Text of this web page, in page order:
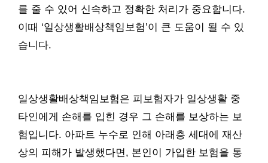
를 줄 수 있어 신속하고 정확한 처리가 중요합니다.
이때 ‘일상생활배상책임보험’이 큰 도움이 될 수 있
습니다.
일상생활배상책임보험은 피보험자가 일상생활 중
타인에게 손해를 입힌 경우 그 손해를 보상하는 보
험입니다. 아파트 누수로 인해 아래층 세대에 재산
상의 피해가 발생했다면, 본인이 가입한 보험을 통